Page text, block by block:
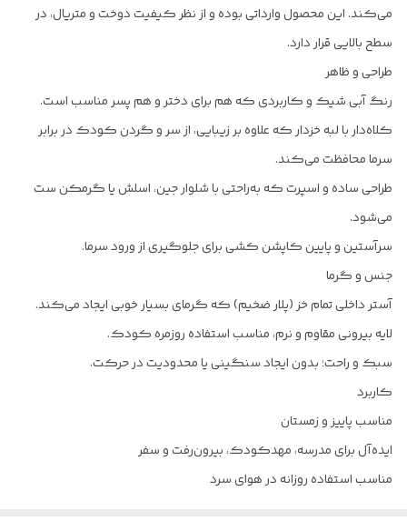
می‌کند. این محصول وارداتی بوده و از نظر کیفیت دوخت و متریال، در
سطح بالایی قرار دارد.
طراحی و ظاهر
رنگ آبی شیک و کاربردی که هم برای دختر و هم پسر مناسب است.
کلاه‌دار با لبه خزدار که علاوه بر زیبایی، از سر و گردن کودک در برابر
سرما محافظت می‌کند.
طراحی ساده و اسپرت که به‌راحتی با شلوار جین، اسلش یا گرمکن ست
می‌شود.
سرآستین و پایین کاپشن کشی برای جلوگیری از ورود سرما.
جنس و گرما
آستر داخلی تمام خز (پلار ضخیم) که گرمای بسیار خوبی ایجاد می‌کند.
لایه بیرونی مقاوم و نرم، مناسب استفاده روزمره کودک.
سبک و راحت؛ بدون ایجاد سنگینی یا محدودیت در حرکت.
کاربرد
مناسب پاییز و زمستان
ایده‌آل برای مدرسه، مهدکودک، بیرون‌رفت و سفر
مناسب استفاده روزانه در هوای سرد